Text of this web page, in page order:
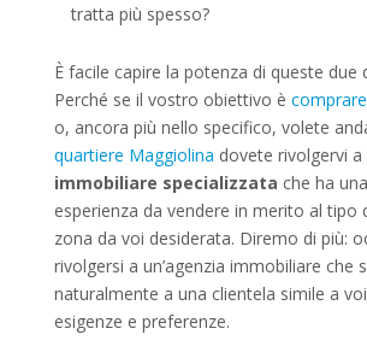
tratta più spesso?
È facile capire la potenza di queste due
Perché se il vostro obiettivo è
o, ancora più nello specifico, volete
quartiere Maggiolina dovete rivolgervi a
immobiliare specializzata che ha
esperienza da vendere in merito al tipo
zona da voi desiderata. Diremo di più:
rivolgersi a un’agenzia immobiliare che
naturalmente a una clientela simile a
esigenze e preferenze.